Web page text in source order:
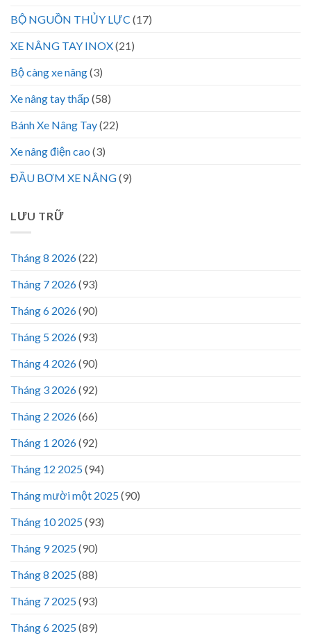
BỘ NGUỒN THỦY LỰC (17)
XE NÂNG TAY INOX(21)
Bộ càng xe nâng(3)
Xe nâng tay thấp (58)
Bánh Xe Nâng Tay(22)
Xe nâng điện cao (3)
ĐẦU BƠM XE NÂNG(9)
LƯU TRỮ
Tháng 8 2026(22)
Tháng 7 2026(93)
Tháng 6 2026(90)
Tháng 5 2026(93)
Tháng 4 2026(90)
Tháng 3 2026(92)
Tháng 2 2026(66)
Tháng 1 2026(92)
Tháng 12 2025(94)
Tháng mười một 2025(90)
Tháng 10 2025(93)
Tháng 9 2025(90)
Tháng 8 2025(88)
Tháng 7 2025(93)
Tháng 6 2025(89)